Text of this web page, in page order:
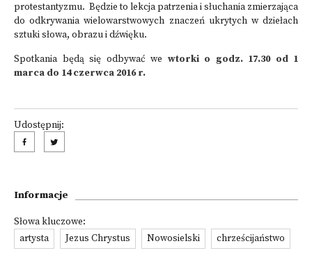
protestantyzmu. Będzie to lekcja patrzenia i słuchania zmierzająca
do odkrywania wielowarstwowych znaczeń ukrytych w dziełach
sztuki słowa, obrazu i dźwięku.
Spotkania będą się odbywać we wtorki o godz. 17.30 od 1
marca do 14 czerwca 2016 r.
Udostępnij:
Informacje
Słowa kluczowe:
artysta
Jezus Chrystus Nowosielski chrześcijaństwo